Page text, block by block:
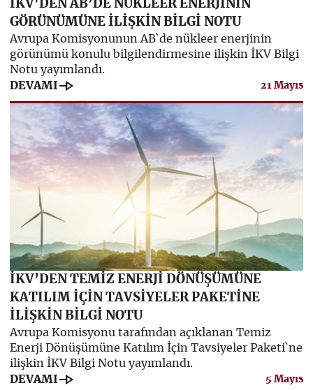
İKV'DEN AB’DE NÜKLEER ENERJİNİN
GÖRÜNÜMÜNE İLİŞKİN BİLGİ NOTU
Avrupa Komisyonunun AB`de nükleer enerjinin
görünümü konulu bilgilendirmesine ilişkin İKV Bilgi
Notu yayımlandı.
DEVAMI line_end_arrow 21 Mayıs
İKV’DEN TEMİZ ENERJİ DÖNÜŞÜMÜNE
KATILIM İÇİN TAVSİYELER PAKETİNE
İLİŞKİN BİLGİ NOTU
Avrupa Komisyonu tarafından açıklanan Temiz
Enerji Dönüşümüne Katılım İçin Tavsiyeler Paketi`ne
ilişkin İKV Bilgi Notu yayımlandı.
DEVAMI line_end_arrow 5 Mayıs